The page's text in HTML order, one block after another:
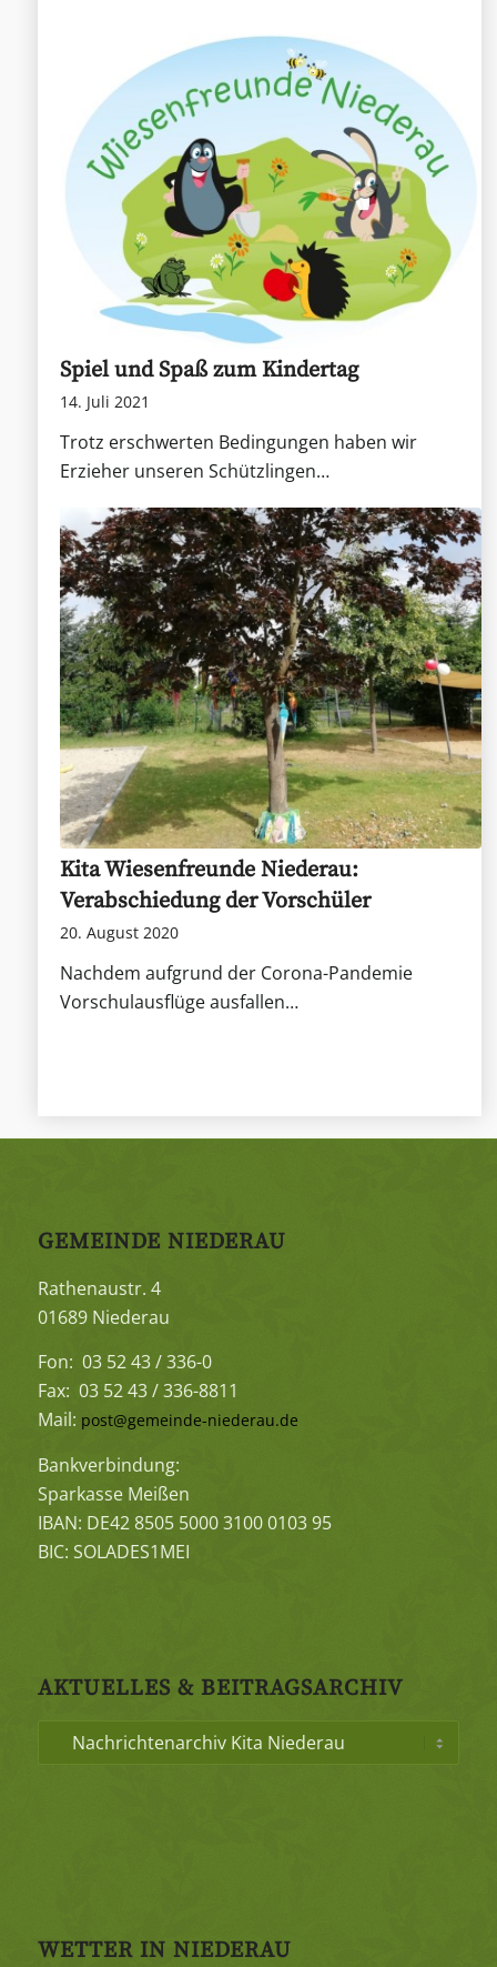
Spiel und Spaß zum Kindertag
14. Juli 2021
Trotz erschwerten Bedingungen haben wir
Erzieher unseren Schützlingen…
Kita Wiesenfreunde Niederau:
Verabschiedung der Vorschüler
20. August 2020
Nachdem aufgrund der Corona-Pandemie
Vorschulausflüge ausfallen…
GEMEINDE NIEDERAU
Rathenaustr. 4
01689 Niederau
Fon: 03 52 43 / 336-0
Fax: 03 52 43 / 336-8811
Mail: post@gemeinde-niederau.de
Bankverbindung:
Sparkasse Meißen
IBAN: DE42 8505 5000 3100 0103 95
BIC: SOLADES1MEI
AKTUELLES & BEITRAGSARCHIV
WETTER IN NIEDERAU